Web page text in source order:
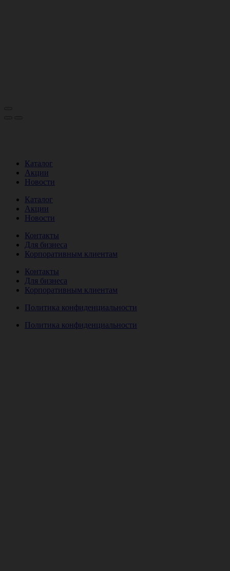
Каталог
Акции
Новости
Каталог
Акции
Новости
Контакты
Для бизнеса
Корпоративным клиентам
Контакты
Для бизнеса
Корпоративным клиентам
Политика конфиденциальности
Политика конфиденциальности